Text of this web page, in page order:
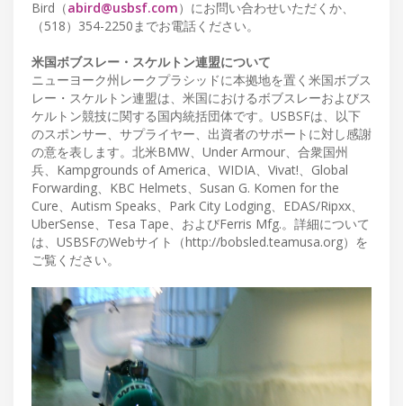
Bird（abird@usbsf.com）にお問い合わせいただくか、
（518）354-2250までお電話ください。
米国ボブスレー・スケルトン連盟について
ニューヨーク州レークプラシッドに本拠地を置く米国ボブス
レー・スケルトン連盟は、米国におけるボブスレーおよびス
ケルトン競技に関する国内統括団体です。USBSFは、以下
のスポンサー、サプライヤー、出資者のサポートに対し感謝
の意を表します。北米BMW、Under Armour、合衆国州
兵、Kampgrounds of America、WIDIA、Vivat!、Global
Forwarding、KBC Helmets、Susan G. Komen for the
Cure、Autism Speaks、Park City Lodging、EDAS/Ripxx、
UberSense、Tesa Tape、およびFerris Mfg.。詳細について
は、USBSFのWebサイト（http://bobsled.teamusa.org）を
ご覧ください。